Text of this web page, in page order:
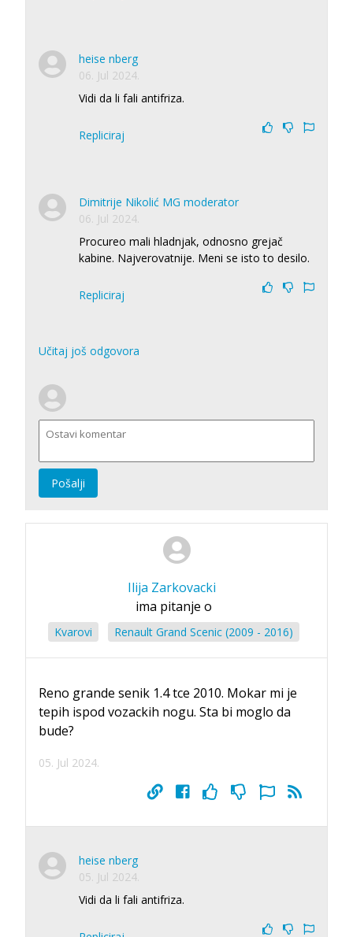
heise nberg
06. Jul 2024.
Vidi da li fali antifriza.
Repliciraj
Dimitrije Nikolić MG moderator
06. Jul 2024.
Procureo mali hladnjak, odnosno grejač
kabine. Najverovatnije. Meni se isto to desilo.
Repliciraj
Učitaj još odgovora
Pošalji
Ilija Zarkovacki
ima pitanje o
Kvarovi Renault Grand Scenic (2009 - 2016)
Reno grande senik 1.4 tce 2010. Mokar mi je
tepih ispod vozackih nogu. Sta bi moglo da
bude?
05. Jul 2024.
heise nberg
05. Jul 2024.
Vidi da li fali antifriza.